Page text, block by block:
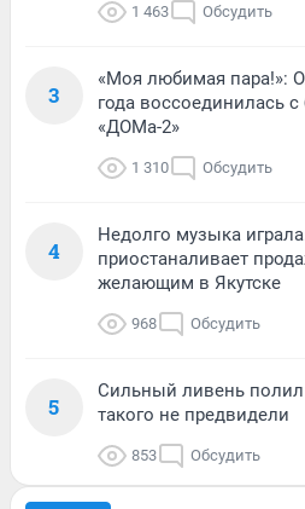
1 463 Обсудить
3
«Моя любимая пара!»:
года воссоединилась
«ДОМа-2»
1 310 Обсудить
4
Недолго музыка
приостаналивает
желающим в Якутске
968 Обсудить
5
Сильный ливень полил
такого не предвидели
853 Обсудить